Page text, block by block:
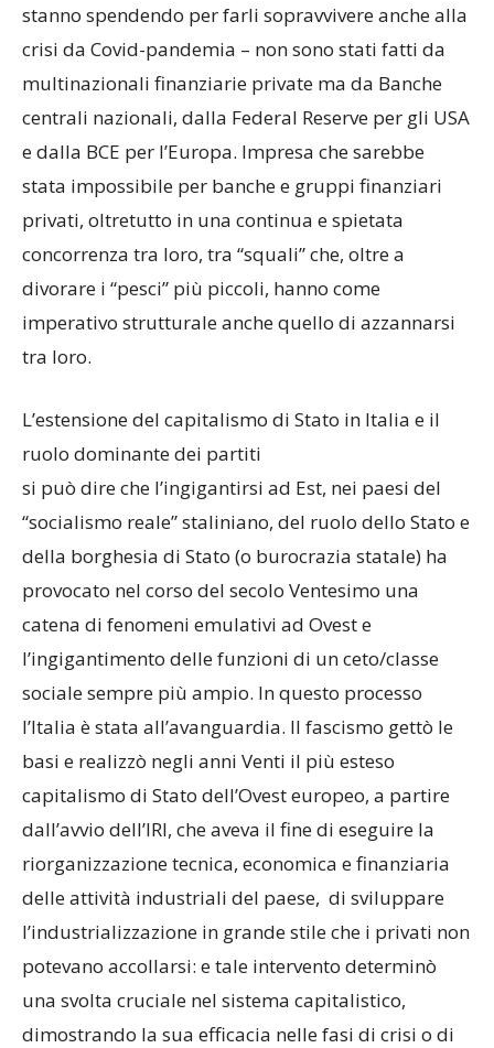
stanno spendendo per farli sopravvivere anche alla
crisi da Covid-pandemia – non sono stati fatti da
multinazionali finanziarie private ma da Banche
centrali nazionali, dalla Federal Reserve per gli USA
e dalla BCE per l’Europa. Impresa che sarebbe
stata impossibile per banche e gruppi finanziari
privati, oltretutto in una continua e spietata
concorrenza tra loro, tra “squali” che, oltre a
divorare i “pesci” più piccoli, hanno come
imperativo strutturale anche quello di azzannarsi
tra loro.
L’estensione del capitalismo di Stato in Italia e il
ruolo dominante dei partiti
si può dire che l’ingigantirsi ad Est, nei paesi del
“socialismo reale” staliniano, del ruolo dello Stato e
della borghesia di Stato (o burocrazia statale) ha
provocato nel corso del secolo Ventesimo una
catena di fenomeni emulativi ad Ovest e
l’ingigantimento delle funzioni di un ceto/classe
sociale sempre più ampio. In questo processo
l’Italia è stata all’avanguardia. Il fascismo gettò le
basi e realizzò negli anni Venti il più esteso
capitalismo di Stato dell’Ovest europeo, a partire
dall’avvio dell’IRI, che aveva il fine di eseguire la
riorganizzazione tecnica, economica e finanziaria
delle attività industriali del paese, di sviluppare
l’industrializzazione in grande stile che i privati non
potevano accollarsi: e tale intervento determinò
una svolta cruciale nel sistema capitalistico,
dimostrando la sua efficacia nelle fasi di crisi o di